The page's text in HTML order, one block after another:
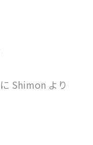
に Shimon より